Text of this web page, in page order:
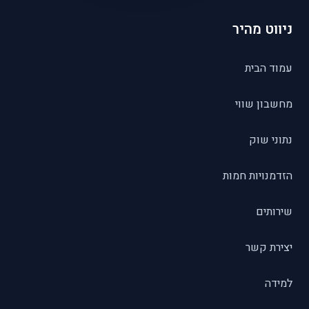
ניווט מהיר
עמוד הבית
מחשבון שווי
נתוני שוק
הזדמנויות חמות
שירותים
יצירת קשר
למידה